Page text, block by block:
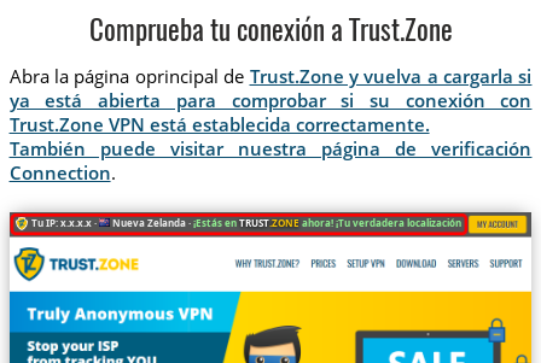
Comprueba tu conexión a Trust.Zone
Abra la página oprincipal de Trust.Zone y vuelva a cargarla si
ya está abierta para comprobar si su conexión con
Trust.Zone VPN está establecida correctamente.
También puede visitar nuestra página de verificación
Connection.
Tu IP: x.x.x.x · Nueva Zelanda ·¡Estás enTRUST.ZONE ahora! ¡Tu verdadera localización está oculta!